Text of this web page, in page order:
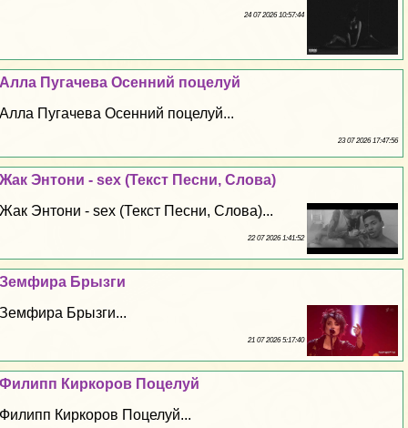
24 07 2026 10:57:44
Алла Пугачева Осенний поцелуй
Алла Пугачева Осенний поцелуй...
23 07 2026 17:47:56
Жак Энтони - sех (Текст Песни, Слова)
Жак Энтони - sех (Текст Песни, Слова)...
22 07 2026 1:41:52
Земфира Брызги
Земфира Брызги...
21 07 2026 5:17:40
Филипп Киркоров Поцелуй
Филипп Киркоров Поцелуй...